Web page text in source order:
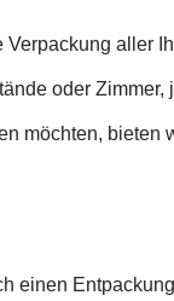
Verpackung aller
oder Zimmer,
möchten,
einen